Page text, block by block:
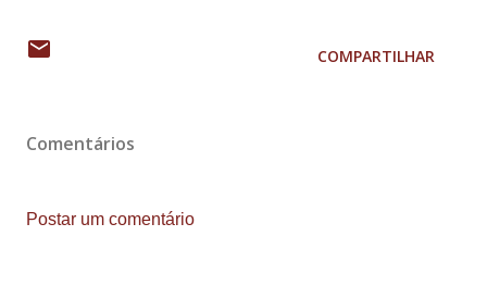
COMPARTILHAR
Comentários
Postar um comentário